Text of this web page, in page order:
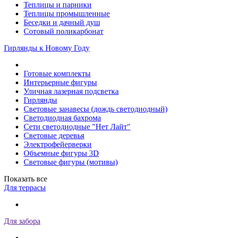
Теплицы и парники
Теплицы промышленные
Беседки и дачный душ
Сотовый поликарбонат
Гирлянды к Новому Году
Готовые комплекты
Интерьерные фигуры
Уличная лазерная подсветка
Гирлянды
Световые занавесы (дождь светодиодный)
Светодиодная бахрома
Сети светодиодные "Нет Лайт"
Световые деревья
Электрофейерверки
Объемные фигуры 3D
Световые фигуры (мотивы)
Показать все
Для террасы
Для забора